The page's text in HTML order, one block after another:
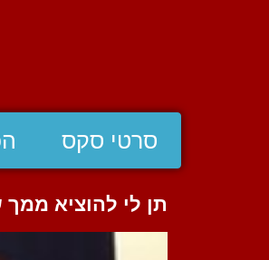
סרטי סקס
תן לי להוציא